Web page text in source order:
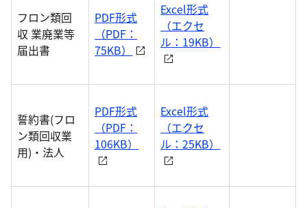
フロン類回
収 業廃業等
届出書
PDF形式
（PDF：
75KB）
Excel形式
（エクセ
ル：19KB）
誓約書(フロ
ン類回収業
用)・法人
PDF形式
（PDF：
106KB）
Excel形式
（エクセ
ル：25KB）